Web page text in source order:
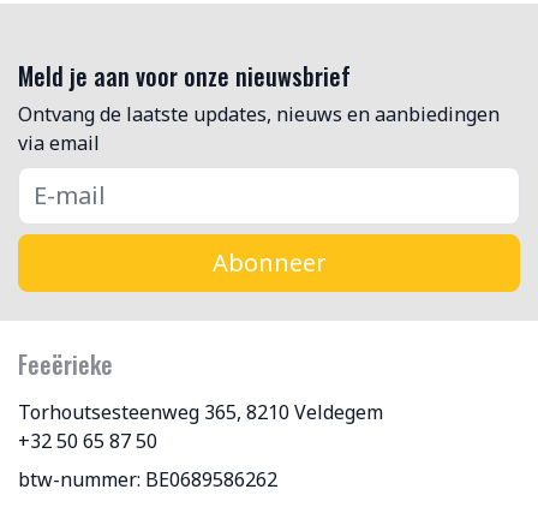
Meld je aan voor onze nieuwsbrief
Ontvang de laatste updates, nieuws en aanbiedingen
via email
Abonneer
Feeërieke
Torhoutsesteenweg 365, 8210 Veldegem
+32 50 65 87 50
btw-nummer: BE0689586262